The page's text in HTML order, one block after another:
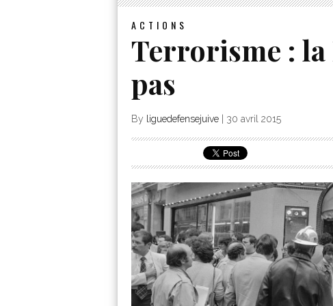
ACTIONS
Terrorisme : la
pas
By liguedefensejuive 30 avril 2015